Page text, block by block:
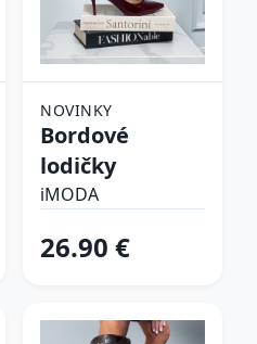
NOVINKY
Bordové
lodičky
iMODA
26.90 €